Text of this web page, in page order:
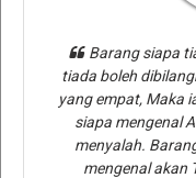
Barang siapa
tiada boleh
yang empat, Maka
siapa mengenal
menyalah.
mengenal akan